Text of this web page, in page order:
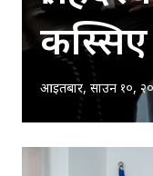
कस्सिए
आइतबार, साउन १०,